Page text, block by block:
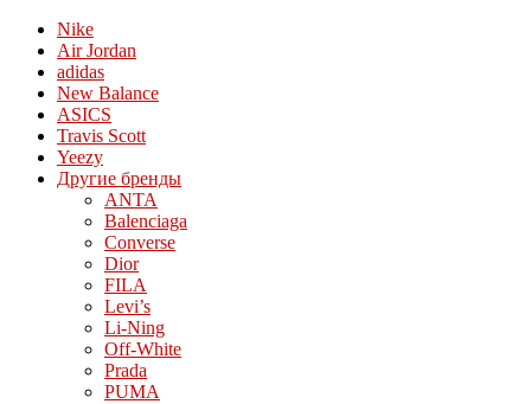
Nike
Air Jordan
adidas
New Balance
ASICS
Travis Scott
Yeezy
Другие бренды
ANTA
Balenciaga
Converse
Dior
FILA
Levi’s
Li-Ning
Off-White
Prada
PUMA